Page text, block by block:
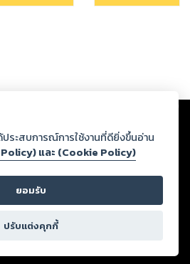
านเว็บไซต์และปรากฏว่าละเมิดสิทธิใน
รือขัดต่อกฎหมายและศีลธรรม ดังนั้น ผู้อ่าน
กลั่นกรองด้วยตนเอง และหากท่านพบว่าส่วน
รม กรุณาแจ้งมายังบริษัท เพื่อทีมงานจะได้
รี่ล็อกขอสงวนลิขสิทธิ์ตามพระราชบัญญัติ
ประสบการณ์การใช้งานที่ดียิ่งขึ้นอ่าน
และ (Cookie Policy)
ยอมรับ
ปรับแต่งคุกกี้